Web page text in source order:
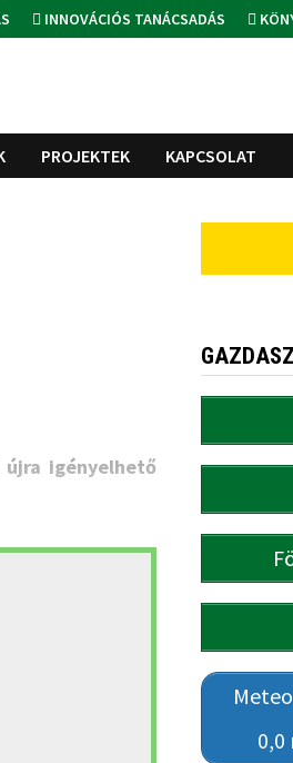
INNOVÁCIÓS TANÁCSADÁS
PROJEKTEK KAPCSOLAT
igényelhető